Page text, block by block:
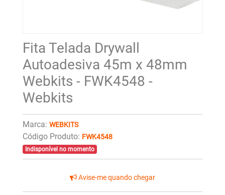
Fita Telada Drywall
Autoadesiva 45m x 48mm
Webkits - FWK4548 -
Webkits
Marca: WEBKITS
Código Produto: FWK4548
Indisponível no momento
Avise-me quando chegar